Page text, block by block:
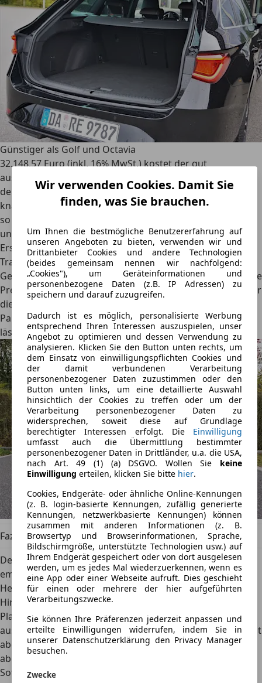
Wir verwenden Cookies. Damit Sie
finden, was Sie brauchen.
Um Ihnen die bestmögliche Benutzererfahrung auf
unseren Angeboten zu bieten, verwenden wir und
Drittanbieter Cookies und andere Technologien
(beides gemeinsam nennen wir nachfolgend:
„Cookies"), um Geräteinformationen und
personenbezogene Daten (z.B. IP Adressen) zu
speichern und darauf zuzugreifen.
Dadurch ist es möglich, personalisierte Werbung
entsprechend Ihren Interessen auszuspielen, unser
Angebot zu optimieren und dessen Verwendung zu
analysieren. Klicken Sie den Button unten rechts, um
dem Einsatz von einwilligungspflichten Cookies und
der damit verbundenen Verarbeitung
personenbezogener Daten zuzustimmen oder den
Button unten links, um eine detaillierte Auswahl
hinsichtlich der Cookies zu treffen oder um der
Verarbeitung personenbezogener Daten zu
widersprechen, soweit diese auf Grundlage
berechtigter Interessen erfolgt. Die Einwilligung
umfasst auch die Übermittlung bestimmter
personenbezogener Daten in Drittländer, u.a. die USA,
nach Art. 49 (1) (a) DSGVO. Wollen Sie keine
Einwilligung erteilen, klicken Sie bitte hier.
Cookies, Endgeräte- oder ähnliche Online-Kennungen
(z. B. login-basierte Kennungen, zufällig generierte
Kennungen, netzwerkbasierte Kennungen) können
zusammen mit anderen Informationen (z. B.
Browsertyp und Browserinformationen, Sprache,
Bildschirmgröße, unterstützte Technologien usw.) auf
Ihrem Endgerät gespeichert oder von dort ausgelesen
werden, um es jedes Mal wiederzuerkennen, wenn es
eine App oder einer Webseite aufruft. Dies geschieht
für einen oder mehrere der hier aufgeführten
Verarbeitungszwecke.
Sie können Ihre Präferenzen jederzeit anpassen und
erteilte Einwilligungen widerrufen, indem Sie in
unserer Datenschutzerklärung den Privacy Manager
besuchen.
Zwecke
Günstiger als Golf und Octavia
32.148,57 Euro (inkl. 16% MwSt.) kostet der gut
ausgestattete Seat Leon Xcellence als Sportstourer mit
dem 150 PS Diesel. Damit liegt er, ausstattungsbereinigt,
knapp 3.000 Euro unter einem VW Golf Variant Style und,
so viel zur neuen Hierarchie im Konzern, über 2.000 Euro
unter dem Skoda Octavia Combi Style.
Erst mit dem Fahrassistent XL zieht aber der zuverlässige
Travel Assist mit vorausschauender
Geschwindigkeitsregelanlage in den Leon ein, dazu hält die
Preisliste weitere Verlockungen von größeren Rädern über
die elektrische Heckklappe bis hin zu Navigation und
Parklenkassistenz bereit. Ein tiefer Griff in diesen Korb
lässt den Testwagenpreis auf üppige 41.162 Euro klettern.
Fazit
Der Seat Leon Sportstourer gilt in den Augen vieler als
emotional gestalteter Kompaktkombi, gewinnt eher
Herzen als Golf und Octavia. Gleichzeitig sagt auch das
Hirn nicht „nein“, denn jetzt punktet der Spanier auch mit
Platz für Familie und Gepäck. Der 2.0 TDI mit 150 PS ist
ausreichend stark und treibt den Kombi sparsam voran, ist
aber manchmal recht vorlaut. Viel mehr stört auf Dauer
aber die komplizierte Bedienung, vereinzelte
Softwareausfälle, getoppt von der manchmal trägen